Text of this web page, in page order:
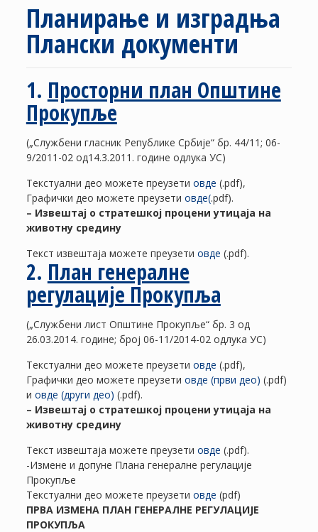
Планирање и изградња
Плански документи
1. Просторни план Општине
Прокупље
(„Службени гласник Републике Србије“ бр. 44/11; 06-
9/2011-02 од14.3.2011. године одлука УС)
Текстуални део можете преузети овде (.pdf),
Графички део можете преузети овде(.pdf).
– Извештај о стратешкој процени утицаја на
животну средину
Текст извештаја можете преузети овде (.pdf).
2. План генералне
регулације Прокупља
(„Службени лист Општине Прокупље“ бр. 3 од
26.03.2014. године; број 06-11/2014-02 одлука УС)
Текстуални део можете преузети овде (.pdf),
Графички део можете преузети овде (први део) (.pdf)
и овде (други део) (.pdf).
– Извештај о стратешкој процени утицаја на
животну средину
Текст извештаја можете преузети овде (.pdf).
-Измене и допуне Плана генералне регулације
Прокупље
Текстуални део можете преузети овде (pdf)
ПРВА ИЗМЕНА ПЛАН ГЕНЕРАЛНЕ РЕГУЛАЦИЈЕ
ПРОКУПЉА